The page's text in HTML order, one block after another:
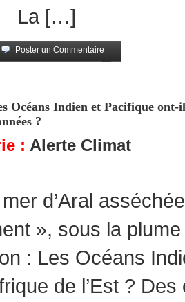
La […]
Poster un Commentaire
Océans Indien et Pacifique ont-
?
: Alerte Climat
d’Aral
», sous la
: Les Océans
de l’Est ?